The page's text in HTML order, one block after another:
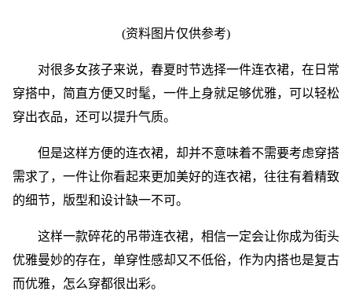
(资料图片仅供参考)
对很多女孩子来说，春夏时节选择一件连衣裙，在日常
穿搭中，简直方便又时髦，一件上身就足够优雅，可以轻松
穿出衣品，还可以提升气质。
但是这样方便的连衣裙，却并不意味着不需要考虑穿搭
需求了，一件让你看起来更加美好的连衣裙，往往有着精致
的细节，版型和设计缺一不可。
这样一款碎花的吊带连衣裙，相信一定会让你成为街头
优雅曼妙的存在，单穿性感却又不低俗，作为内搭也是复古
而优雅，怎么穿都很出彩。